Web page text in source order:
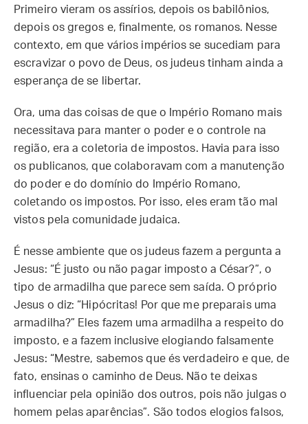
Primeiro vieram os assírios, depois os babilônios,
depois os gregos e, finalmente, os romanos. Nesse
contexto, em que vários impérios se sucediam para
escravizar o povo de Deus, os judeus tinham ainda a
esperança de se libertar.
Ora, uma das coisas de que o Império Romano mais
necessitava para manter o poder e o controle na
região, era a coletoria de impostos. Havia para isso
os publicanos, que colaboravam com a manutenção
do poder e do domínio do Império Romano,
coletando os impostos. Por isso, eles eram tão mal
vistos pela comunidade judaica.
É nesse ambiente que os judeus fazem a pergunta a
Jesus: “É justo ou não pagar imposto a César?”, o
tipo de armadilha que parece sem saída. O próprio
Jesus o diz: “Hipócritas! Por que me preparais uma
armadilha?” Eles fazem uma armadilha a respeito do
imposto, e a fazem inclusive elogiando falsamente
Jesus: “Mestre, sabemos que és verdadeiro e que, de
fato, ensinas o caminho de Deus. Não te deixas
influenciar pela opinião dos outros, pois não julgas o
homem pelas aparências”. São todos elogios falsos,